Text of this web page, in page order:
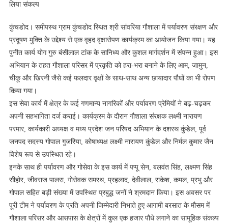
1000
पौधे
लगाने
लिया
संकल्प
लिया संकल्प
कुंचडोद। समीपस्थ ग्राम कुंचडोद स्थित श्री सांवरिया गौशाला में पर्यावरण संरक्षण और
प्रदूषण मुक्ति के उद्देश्य से एक वृहद वृक्षारोपण कार्यक्रम का आयोजन किया गया। यह
पुनीत कार्य योग गुरु बंसीलाल टांक के सानिध्य और कुशल मार्गदर्शन में संपन्न हुआ। इस
अभियान के तहत गौशाला परिसर में प्रकृति को हरा-भरा बनाने के लिए आम, जामुन,
चीकू और खिरनी जैसे कई फलदार वृक्षों के साथ-साथ अन्य छायादार पौधों का भी रोपण
किया गया।
इस सेवा कार्य में क्षेत्र के कई गणमान्य नागरिकों और पर्यावरण प्रेमियों ने बढ़-चढ़कर
अपनी सहभागिता दर्ज कराई। कार्यक्रम के दौरान गौशाला संरक्षक लक्ष्मी नारायण
परमार, कार्यकारी अध्यक्ष व मध्य प्रदेश जन परिषद अभियान के दशरथ कुंडेल, पूर्व
जनपद सदस्य गोपाल गुजरिया, कोषाध्यक्ष लक्ष्मी नारायण कुंडेल और निर्मल कुमार जैन
विशेष रूप से उपस्थित रहे।
इनके साथ ही पर्यावरण और गोसेवा के इस कार्य में पप्पू सेन, बलवंत सिंह, लक्ष्मण सिंह
सीहोर, जीवराज पालरा, गोसेवक समरथ, प्रहलाद, देवीलाल, राकेश, कमल, प्रभु और
गोपाल सहित बड़ी संख्या में उपस्थित प्रबुद्ध जनों ने श्रमदान किया। इस अवसर पर
पूरी टीम ने पर्यावरण के प्रति अपनी जिम्मेदारी निभाते हुए आगामी बरसात के मौसम में
गौशाला परिसर और आसपास के क्षेत्रों में कुल एक हजार पौधे लगाने का सामूहिक संकल्प